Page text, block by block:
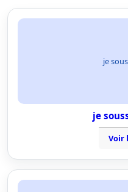
je
je
Voir